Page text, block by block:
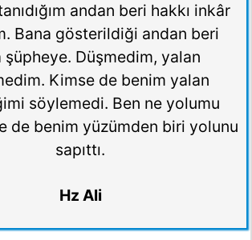
andan beri hakkı inkâr
Bana gösterildiği andan beri
şüpheye. Düşmedim, yalan
Kimse de benim yalan
söylemedi. Ben ne yolumu
de benim yüzümden biri yolunu
sapıttı.
Hz Ali